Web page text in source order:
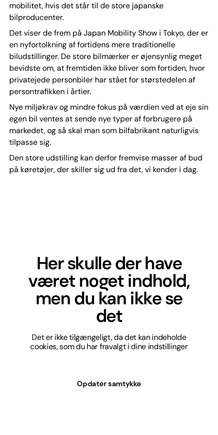
mobilitet, hvis det står til de store japanske
bilproducenter.
Det viser de frem på Japan Mobility Show i Tokyo, der er
en nyfortolkning af fortidens mere traditionelle
biludstillinger. De store bilmærker er øjensynlig meget
bevidste om, at fremtiden ikke bliver som fortiden, hvor
privatejede personbiler har stået for størstedelen af
persontrafikken i årtier.
Nye miljøkrav og mindre fokus på værdien ved at eje sin
egen bil ventes at sende nye typer af forbrugere på
markedet, og så skal man som bilfabrikant naturligvis
tilpasse sig.
Den store udstilling kan derfor fremvise masser af bud
på køretøjer, der skiller sig ud fra det, vi kender i dag.
Her skulle der have
været noget indhold,
men du kan ikke se
det
Det er ikke tilgængeligt, da det kan indeholde
cookies, som du har fravalgt i dine indstillinger
Opdater samtykke